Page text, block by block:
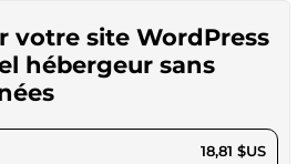
votre site WordPress
hébergeur sans
17,34 $US 18,81 $US